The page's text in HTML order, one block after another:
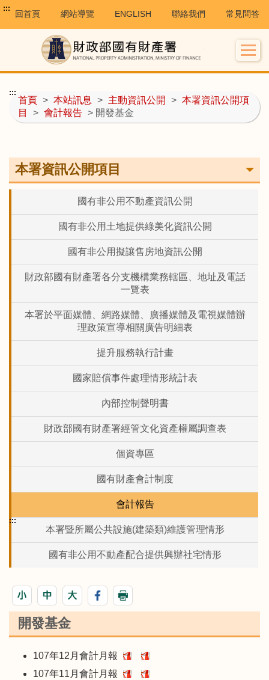
:::
回首頁 網站導覽 ENGLISH 聯絡我們 常見問答
首頁 > 本站訊息 > 主動資訊公開 > 本署資訊公開項
目
> 會計報告 > 開發基金
:::
本署資訊公開項目
國有非公用不動產資訊公開
國有非公用土地提供綠美化資訊公開
國有非公用擬讓售房地資訊公開
財政部國有財產署各分支機構業務轄區、地址及電話
一覽表
本署於平面媒體、網路媒體、廣播媒體及電視媒體辦
理政策宣導相關廣告明細表
提升服務執行計畫
國家賠償事件處理情形統計表
內部控制聲明書
財政部國有財產署經管文化資產權屬調查表
個資專區
國有財產會計制度
會計報告
本署暨所屬公共設施(建築類)維護管理情形
國有非公用不動產配合提供興辦社宅情形
:::
開發基金
107年12月會計月報
107年11月會計月報